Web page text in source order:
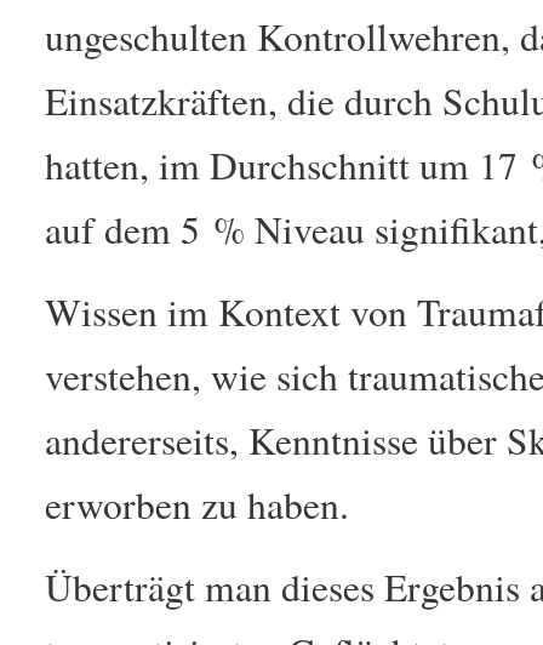
ungeschulten Kontrollwehren,
Einsatzkräften, die durch
hatten, im Durchschnitt um 17
auf dem 5 % Niveau
Wissen im Kontext von
verstehen, wie sich
andererseits, Kenntnisse über
erworben zu haben.
Überträgt man dieses